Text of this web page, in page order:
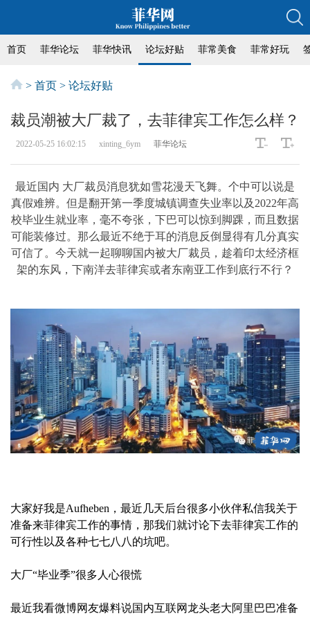
首页 菲华论坛 菲华快讯 论坛好贴 菲常美食 菲常好玩
> 首页 > 论坛好贴
裁员潮被大厂裁了，去菲律宾工作怎么样？
2022-05-25 16:02:15 xinting_6ym 菲华论坛
最近国内 大厂裁员消息犹如雪花漫天飞舞。个中可以说是
真假难辨。但是翻开第一季度城镇调查失业率以及2022年高
校毕业生就业率，毫不夸张，下巴可以惊到脚踝，而且数据
可能装修过。那么最近不绝于耳的消息反倒显得有几分真实
可信了。今天就一起聊聊国内被大厂裁员，趁着印太经济框
架的东风，下南洋去菲律宾或者东南亚工作到底行不行？
大家好我是Aufheben，最近几天后台很多小伙伴私信我关于
准备来菲律宾工作的事情，那我们就讨论下去菲律宾工作的
可行性以及各种七七八八的坑吧。
大厂“毕业季”很多人心很慌
最近我看微博网友爆料说国内互联网龙头老大阿里巴巴准备